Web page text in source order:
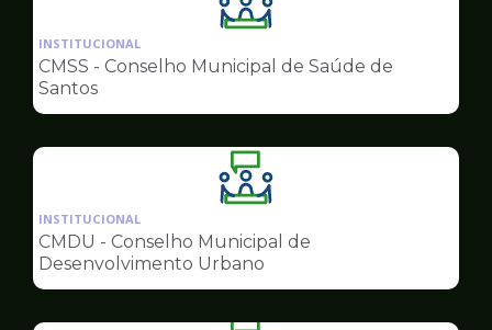
Ilustração
da
pagina
Conselhos
INSTITUCIONAL
CMSS - Conselho Municipal de Saúde de
Santos
Ilustração
da
pagina
de
Conselhos
INSTITUCIONAL
CMDU - Conselho Municipal de
Desenvolvimento Urbano